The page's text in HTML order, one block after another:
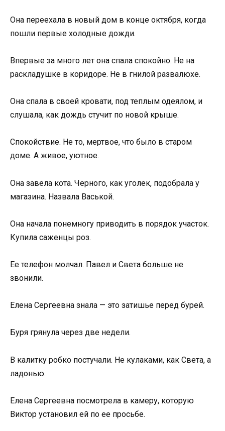
Она переехала в новый дом в конце октября, когда
пошли первые холодные дожди.
Впервые за много лет она спала спокойно. Не на
раскладушке в коридоре. Не в гнилой развалюхе.
Она спала в своей кровати, под теплым одеялом, и
слушала, как дождь стучит по новой крыше.
Спокойствие. Не то, мертвое, что было в старом
доме. А живое, уютное.
Она завела кота. Черного, как уголек, подобрала у
магазина. Назвала Васькой.
Она начала понемногу приводить в порядок участок.
Купила саженцы роз.
Ее телефон молчал. Павел и Света больше не
звонили.
Елена Сергеевна знала — это затишье перед бурей.
Буря грянула через две недели.
В калитку робко постучали. Не кулаками, как Света, а
ладонью.
Елена Сергеевна посмотрела в камеру, которую
Виктор установил ей по ее просьбе.